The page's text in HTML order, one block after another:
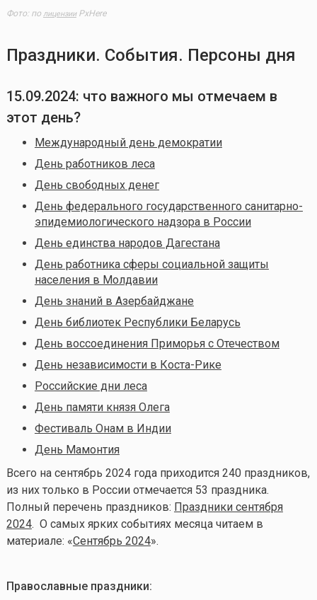
Фото: по лицензииPxHere
Праздники. События. Персоны дня
15.09.2024: что важного мы отмечаем в
этот день?
Международный день демократии
День работников леса
День свободных денег
День федерального государственного санитарно-
эпидемиологического надзора в России
День единства народов Дагестана
День работника сферы социальной защиты
населения в Молдавии
День знаний в Азербайджане
День библиотек Республики Беларусь
День воссоединения Приморья с Отечеством
День независимости в Коста-Рике
Российские дни леса
День памяти князя Олега
Фестиваль Онам в Индии
День Мамонтия
Всего на сентябрь 2024 года приходится 240 праздников,
из них только в России отмечается 53 праздника.
Полный перечень праздников: Праздники сентября
2024. О самых ярких событиях месяца читаем в
материале: «Сентябрь 2024».
Православные праздники: